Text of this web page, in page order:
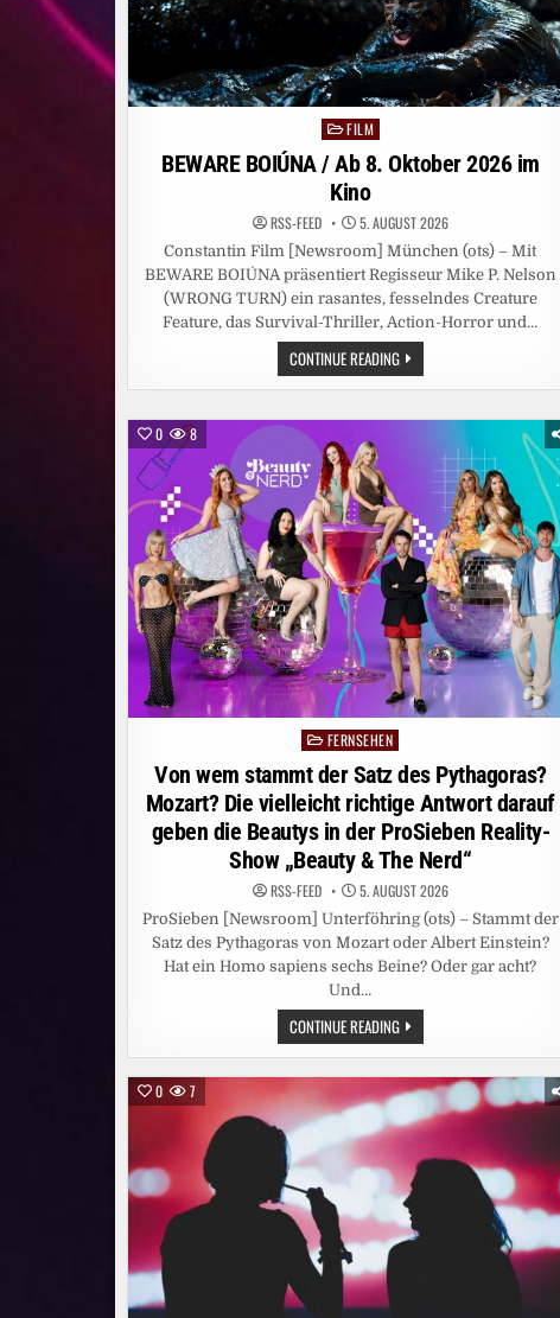
Posted
in
FILM
BEWARE BOIÚNA / Ab 8. Oktober 2026 im
Kino
RSS-FEED 5. AUGUST 2026
Constantin Film [Newsroom] München (ots) – Mit
BEWARE BOIÚNA präsentiert Regisseur Mike P. Nelson
(WRONG TURN) ein rasantes, fesselndes Creature
Feature, das Survival-Thriller, Action-Horror und…
CONTINUE READINGBEWARE
BOIÚNA
/
8.
0 8
PostedFERNSEHEN
Von wem stammt der Satz des Pythagoras?
Mozart? Die vielleicht richtige Antwort darauf
geben die Beautys in der ProSieben Reality-
Show „Beauty & The Nerd“
RSS-FEED 5. AUGUST 2026
ProSieben [Newsroom] Unterföhring (ots) – Stammt der
Satz des Pythagoras von Mozart oder Albert Einstein?
Hat ein Homo sapiens sechs Beine? Oder gar acht?
Und…
CONTINUE READINGVON
WEM
STAMMT
SATZ
DES
PYTHAGORAS?
MOZART?
VIELLEICHT
RICHTIGE
ANTWORT
DARAUF
GEBEN
DIE
0 7